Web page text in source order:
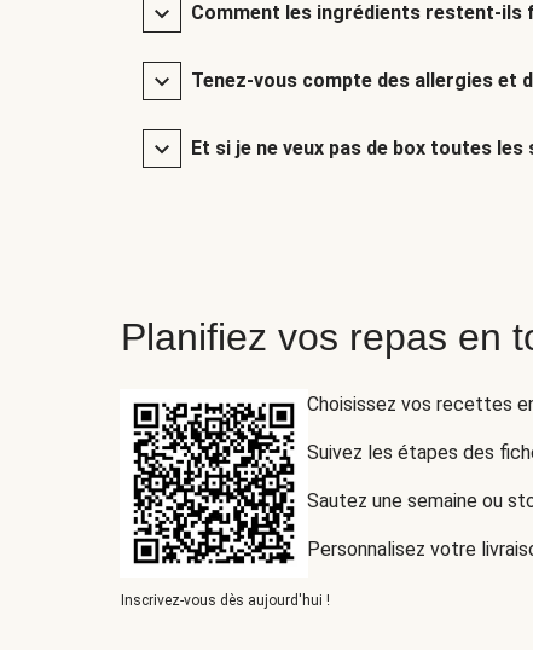
Comment les ingrédients restent-ils
Tenez-vous compte des allergies et
Et si je ne veux pas de box toutes les
Planifiez vos repas en
Choisissez vos recettes
Suivez les étapes des
Sautez une semaine ou
Personnalisez votre
Inscrivez-vous dès aujourd'hui !